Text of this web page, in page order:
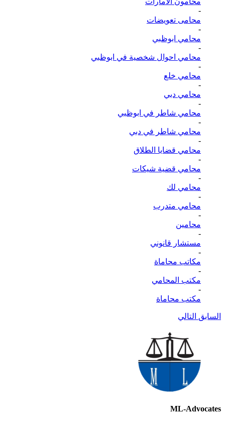
-
محامى تعويضات
-
محامي ابوظبي
-
محامي احوال شخصية في ابوظبي
-
محامي خلع
-
محامي دبي
-
محامي شاطر في ابوظبي
-
محامي شاطر في دبي
-
محامي قضايا الطلاق
-
محامي قضية شيكات
-
محامي لك
-
محامي متدرب
-
محامين
-
مستشار قانوني
-
مكاتب محاماة
-
مكتب المحامي
-
مكتب محاماة
السابق التالي
ML-Advocates